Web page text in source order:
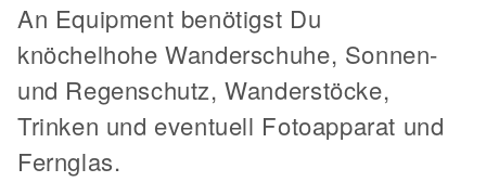
An Equipment benötigst Du
knöchelhohe Wanderschuhe, Sonnen-
und Regenschutz, Wanderstöcke,
Trinken und eventuell Fotoapparat und
Fernglas.